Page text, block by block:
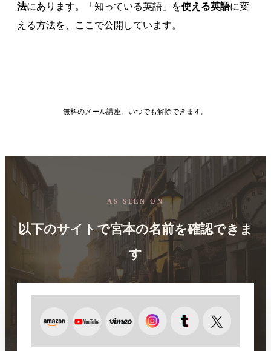
法にあります。「知っている英語」を使える英語に変
える方法を、ここで公開しています。
無料のメール講座。いつでも解除できます。
AS SEEN ON
以下のサイトで宮本の名前を確認できま
す